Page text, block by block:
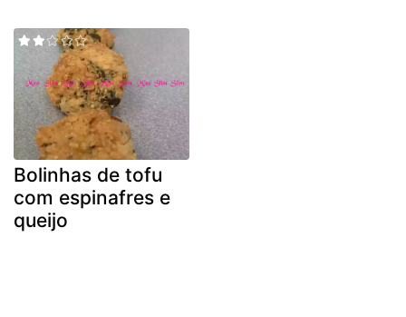
Bolinhas de tofu
com espinafres e
queijo